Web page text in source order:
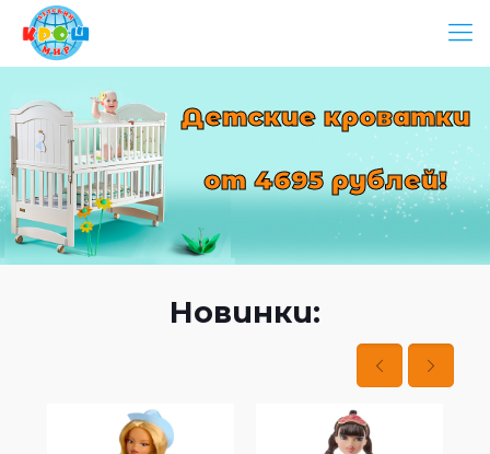
Детские кроватки
от 4695 рублей!
Новинки: